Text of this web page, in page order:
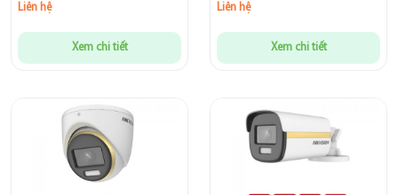
Liên hệ
Xem chi tiết
Liên hệ
Xem chi tiết